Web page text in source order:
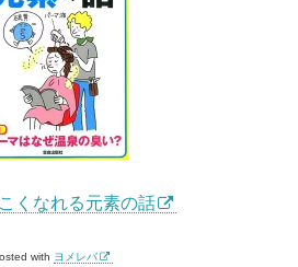
くなれる元素の話
with ヨメレバ